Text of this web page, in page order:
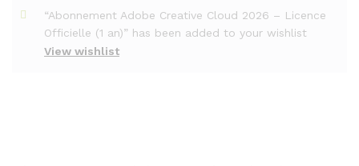
View wishlist
“Abonnement Adobe Creative Cloud 2026 – Licence
Officielle (1 an)” has been added to your wishlist